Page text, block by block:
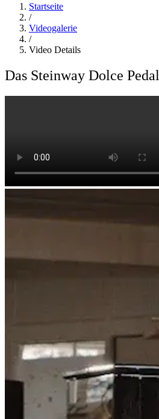
Startseite
/
Videogalerie
/
Video Details
Das Steinway Dolce Pedal